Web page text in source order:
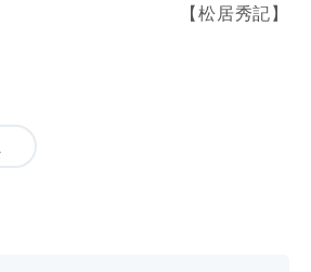
【松居秀記】